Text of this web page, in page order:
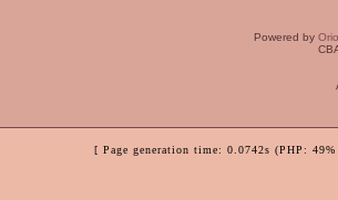
Powered by
[ Page generation time: 0.0742s (PHP: